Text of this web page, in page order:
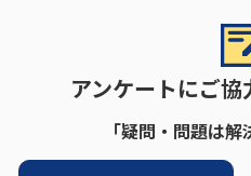
アンケートにご
「疑問・問題は解